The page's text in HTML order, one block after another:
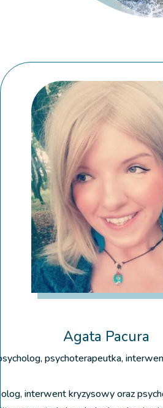
Agata Pacura
psychoterapeutka,
interwent kryzysowy oraz